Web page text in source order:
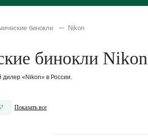
бинокли Nikon
бинокли Nikon
«Nikon» в России.
Показать все